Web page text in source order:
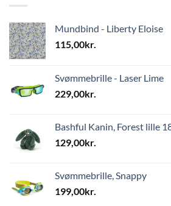
Mundbind - Liberty Eloise
115,00kr.
Svømmebrille - Laser Lime
229,00kr.
Bashful Kanin, Forest lille
129,00kr.
Svømmebrille, Snappy
199,00kr.